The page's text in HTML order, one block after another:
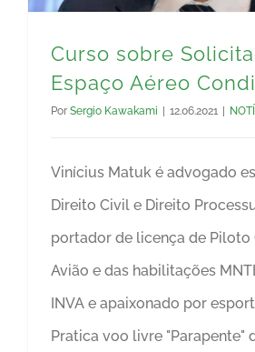
Curso sobre
Espaço Aéreo
Por Sergio Kawakami 12.06.2021
Vinícius Matuk é advogado
Direito Civil e Direito
portador de licença de Piloto
Avião e das habilitações
INVA e apaixonado por
Pratica voo livre "Parapente"